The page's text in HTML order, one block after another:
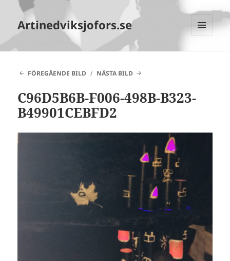
Artinedviksjofors.se
FÖREGÅENDE BILD
NÄSTA BILD
C96D5B6B-F006-498B-B323-
B49901CEBFD2